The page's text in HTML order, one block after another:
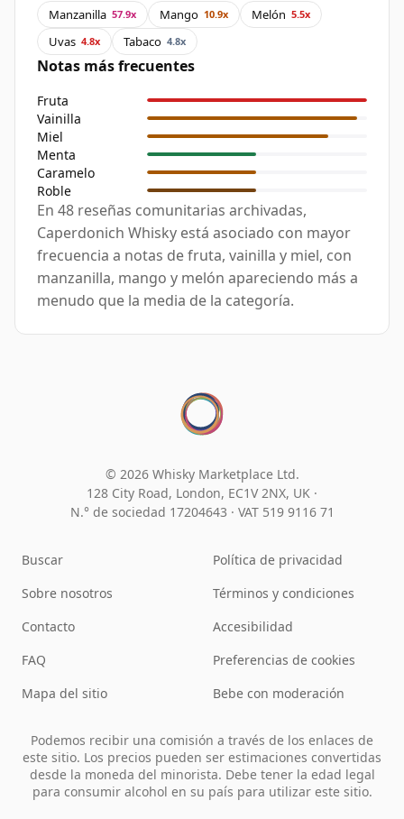
Manzanilla 57.9x Mango 10.9x Melón 5.5x
Uvas 4.8x Tabaco 4.8x
Notas más frecuentes
Fruta
Vainilla
Miel
Menta
Caramelo
Roble
En 48 reseñas comunitarias archivadas,
Caperdonich Whisky está asociado con mayor
frecuencia a notas de fruta, vainilla y miel, con
manzanilla, mango y melón apareciendo más a
menudo que la media de la categoría.
© 2026 Whisky Marketplace Ltd.
128 City Road, London, EC1V 2NX, UK ·
N.° de sociedad 17204643 · VAT 519 9116 71
Buscar
Sobre nosotros
Contacto
FAQ
Mapa del sitio
Política de privacidad
Términos y condiciones
Accesibilidad
Preferencias de cookies
Bebe con moderación
Podemos recibir una comisión a través de los enlaces de
este sitio. Los precios pueden ser estimaciones convertidas
desde la moneda del minorista. Debe tener la edad legal
para consumir alcohol en su país para utilizar este sitio.